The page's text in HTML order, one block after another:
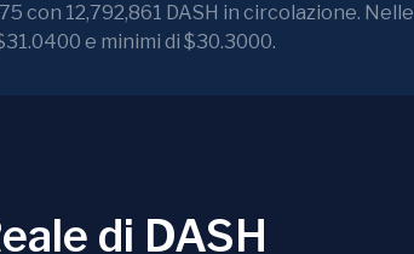
con 12,792,861 DASH in circolazione. Nelle
e minimi di $30.3000.
di DASH